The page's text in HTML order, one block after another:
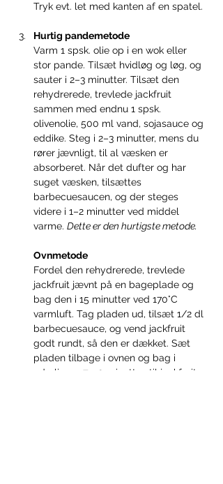
Tryk evt. let med kanten af en spatel.
Hurtig pandemetode
Varm 1 spsk. olie op i en wok eller
stor pande. Tilsæt hvidløg og løg, og
sauter i 2–3 minutter. Tilsæt den
rehydrerede, trevlede jackfruit
sammen med endnu 1 spsk.
olivenolie, 500 ml vand, sojasauce og
eddike. Steg i 2–3 minutter, mens du
rører jævnligt, til al væsken er
absorberet. Når det dufter og har
suget væsken, tilsættes
barbecuesaucen, og der steges
videre i 1–2 minutter ved middel
varme. Dette er den hurtigste metode.
Ovnmetode
Fordel den rehydrerede, trevlede
jackfruit jævnt på en bageplade og
bag den i 15 minutter ved 170°C
varmluft. Tag pladen ud, tilsæt 1/2 dl
barbecuesauce, og vend jackfruit
godt rundt, så den er dækket. Sæt
pladen tilbage i ovnen og bag i
yderligere 7–10 minutter, til jackfruit